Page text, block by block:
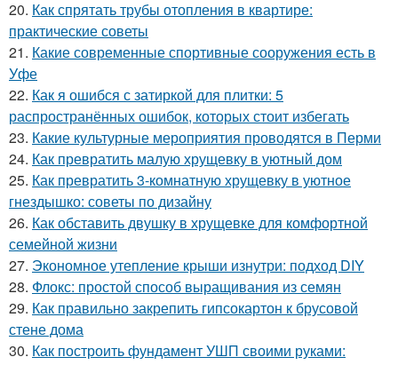
20. Как спрятать трубы отопления в квартире:
практические советы
21. Какие современные спортивные сооружения есть в
Уфе
22. Как я ошибся с затиркой для плитки: 5
распространённых ошибок, которых стоит избегать
23. Какие культурные мероприятия проводятся в Перми
24. Как превратить малую хрущевку в уютный дом
25. Как превратить 3-комнатную хрущевку в уютное
гнездышко: советы по дизайну
26. Как обставить двушку в хрущевке для комфортной
семейной жизни
27. Экономное утепление крыши изнутри: подход DIY
28. Флокс: простой способ выращивания из семян
29. Как правильно закрепить гипсокартон к брусовой
стене дома
30. Как построить фундамент УШП своими руками: